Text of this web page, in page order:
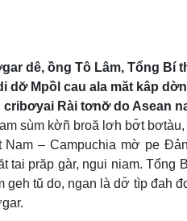
dê, ồng Tô Lâm, Tổng Bí
dơ̆ Mpồl cau ala măt kâp
Rài tơnơ̆ do Asean
sùm kờñ broă lơh bơ̆t
– Campuchia mờ pe
prăp gàr, ngui niam. Tổng
tŭ do, ngan là dơ̆ tìp đah